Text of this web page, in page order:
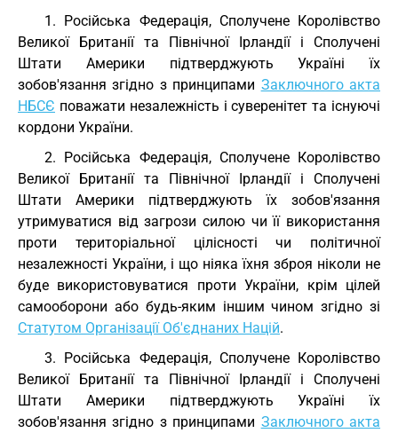
1. Російська Федерація, Сполучене Королівство
Великої Британії та Північної Ірландії і Сполучені
Штати Америки підтверджують Україні їх
зобов'язання згідно з принципами Заключного акта
НБСЄ поважати незалежність і суверенітет та існуючі
кордони України.
2. Російська Федерація, Сполучене Королівство
Великої Британії та Північної Ірландії і Сполучені
Штати Америки підтверджують їх зобов'язання
утримуватися від загрози силою чи її використання
проти територіальної цілісності чи політичної
незалежності України, і що ніяка їхня зброя ніколи не
буде використовуватися проти України, крім цілей
самооборони або будь-яким іншим чином згідно зі
Статутом Організації Об'єднаних Націй.
3. Російська Федерація, Сполучене Королівство
Великої Британії та Північної Ірландії і Сполучені
Штати Америки підтверджують Україні їх
зобов'язання згідно з принципами Заключного акта